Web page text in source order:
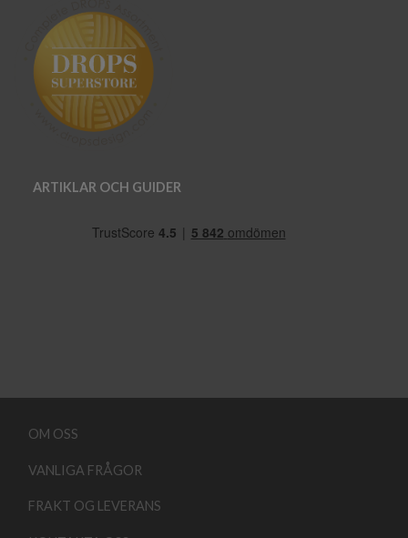
ARTIKLAR OCH GUIDER
OM OSS
VANLIGA FRÅGOR
FRAKT OG LEVERANS